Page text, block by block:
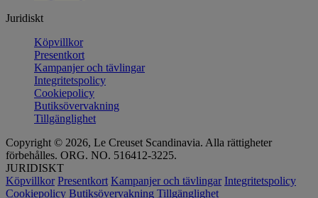
Juridiskt
Köpvillkor
Presentkort
Kampanjer och tävlingar
Integritetspolicy
Cookiepolicy
Butiksövervakning
Tillgänglighet
Copyright © 2026, Le Creuset Scandinavia. Alla rättigheter
förbehålles. ORG. NO. 516412-3225.
JURIDISKT
Köpvillkor Presentkort Kampanjer och tävlingar Integritetspolicy
Cookiepolicy Butiksövervakning Tillgänglighet